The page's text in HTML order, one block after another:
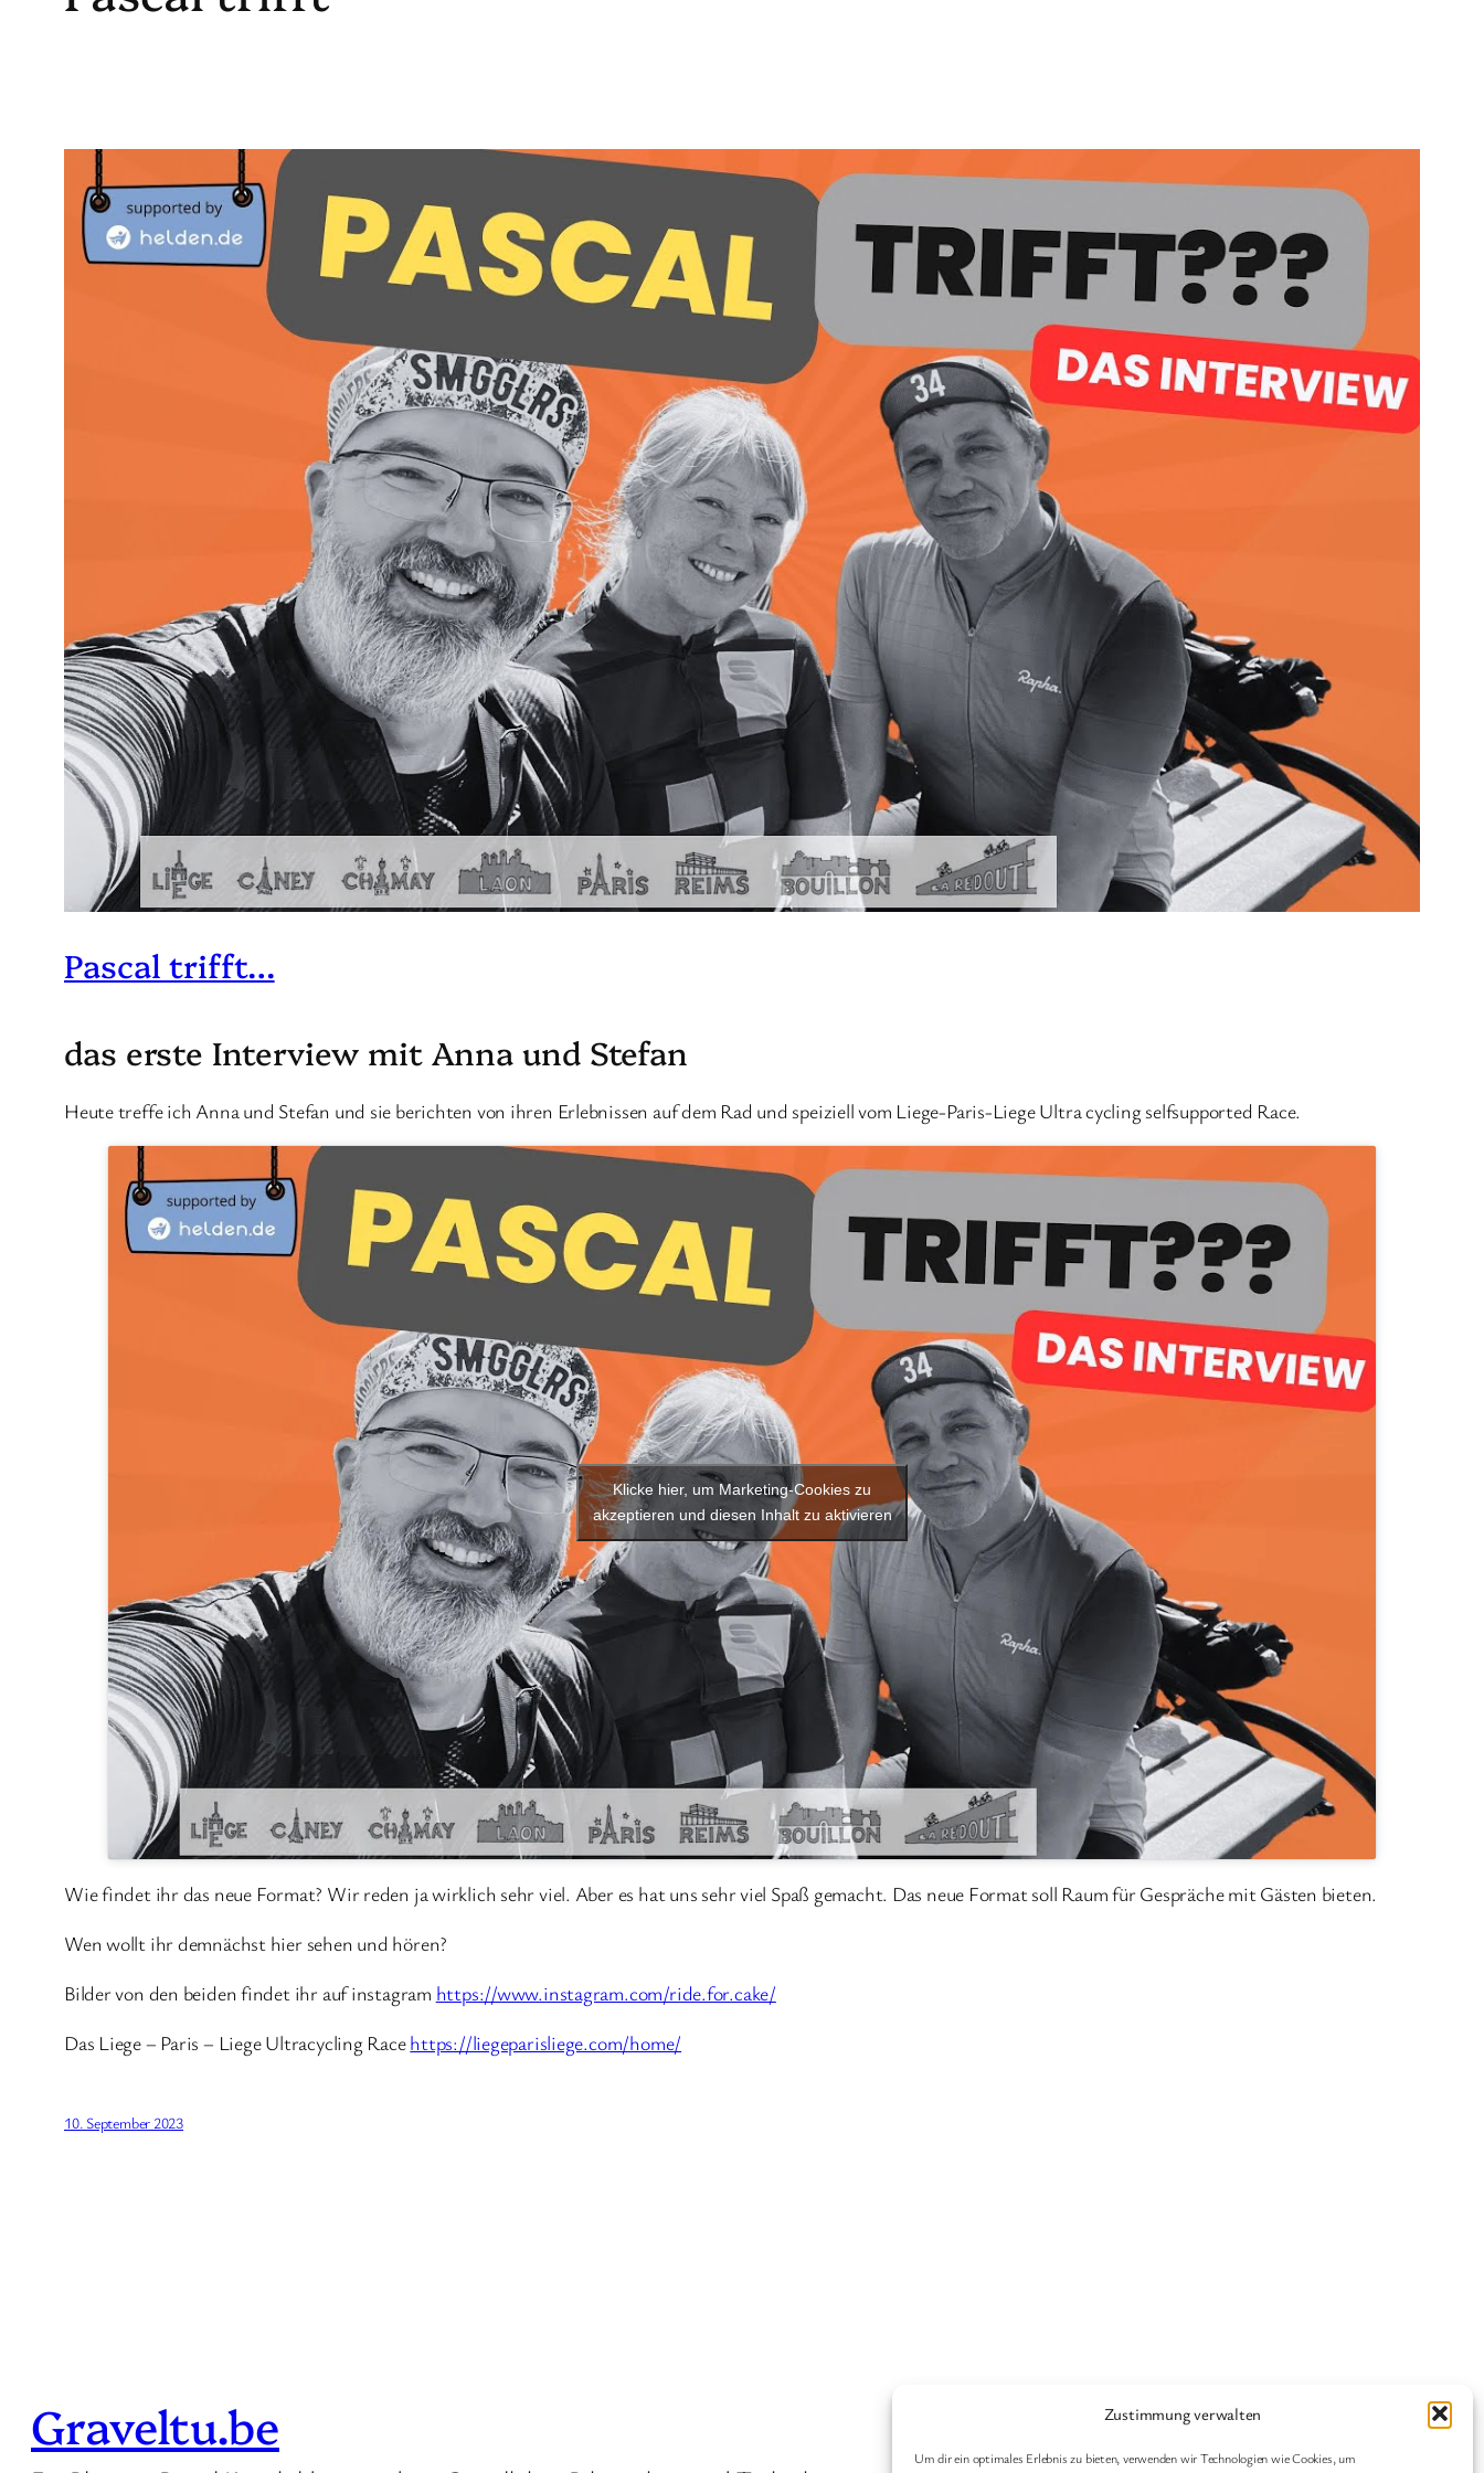
Zustimmung verwalten
Um dir ein optimales Erlebnis zu bieten, verwenden wir Technologien wie Cookies, um
Pascal trifft…
das erste Interview mit Anna und Stefan
Heute treffe ich Anna und Stefan und sie berichten von ihren Erlebnissen auf dem Rad und speiziell vom Liege-Paris-Liege Ultra cycling selfsupported Race.
Klicke hier, um Marketing-Cookies zu
akzeptieren und diesen Inhalt zu aktivieren
Wie findet ihr das neue Format? Wir reden ja wirklich sehr viel. Aber es hat uns sehr viel Spaß gemacht. Das neue Format soll Raum für Gespräche mit Gästen bieten.
Wen wollt ihr demnächst hier sehen und hören?
Bilder von den beiden findet ihr auf instagram https://www.instagram.com/ride.for.cake/
Das Liege – Paris – Liege Ultracycling Racehttps://liegeparisliege.com/home/
10. September 2023
Graveltu.be Geschichten